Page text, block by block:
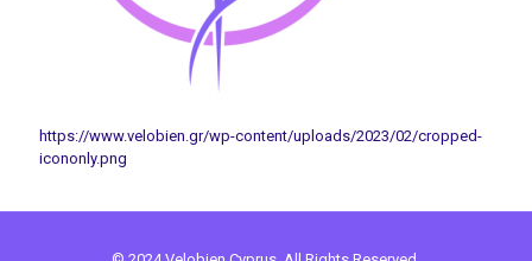
https://www.velobien.gr/wp-content/uploads/2023/02/cropped-
icononly.png